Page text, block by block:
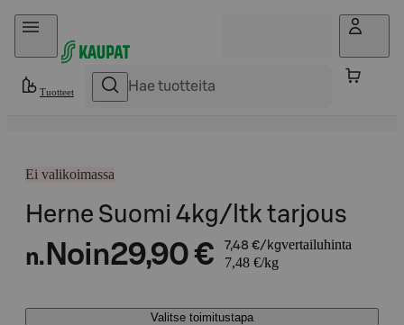
Hyppää sisältöön
Tuotteet
Ei valikoimassa
Herne Suomi 4kg/ltk tarjous
n. Noin29,90 € 7,48 €/kgvertailuhinta
7,48 €/kg
Valitse toimitustapa